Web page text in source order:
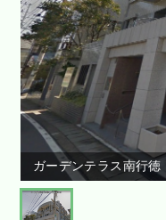
ガーデンテラス南行徳